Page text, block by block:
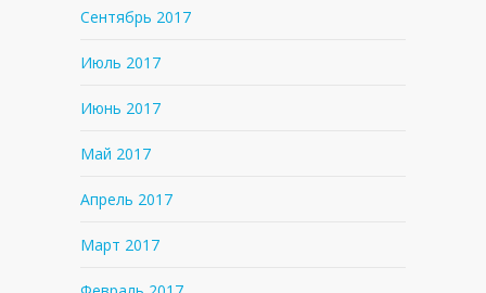
Сентябрь 2017
Июль 2017
Июнь 2017
Май 2017
Апрель 2017
Март 2017